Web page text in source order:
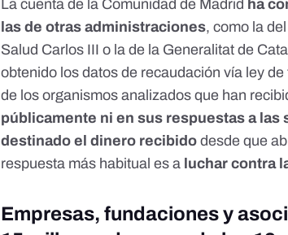
La cuenta de la Comunidad de Madrid ha
las de otras administraciones, como la
Salud Carlos III o la de la Generalitat de
obtenido los datos de recaudación vía ley
de los organismos analizados que han
públicamente ni en sus respuestas a
destinado el dinero recibido desde que
respuesta más habitual es a luchar contra
Empresas, fundaciones y